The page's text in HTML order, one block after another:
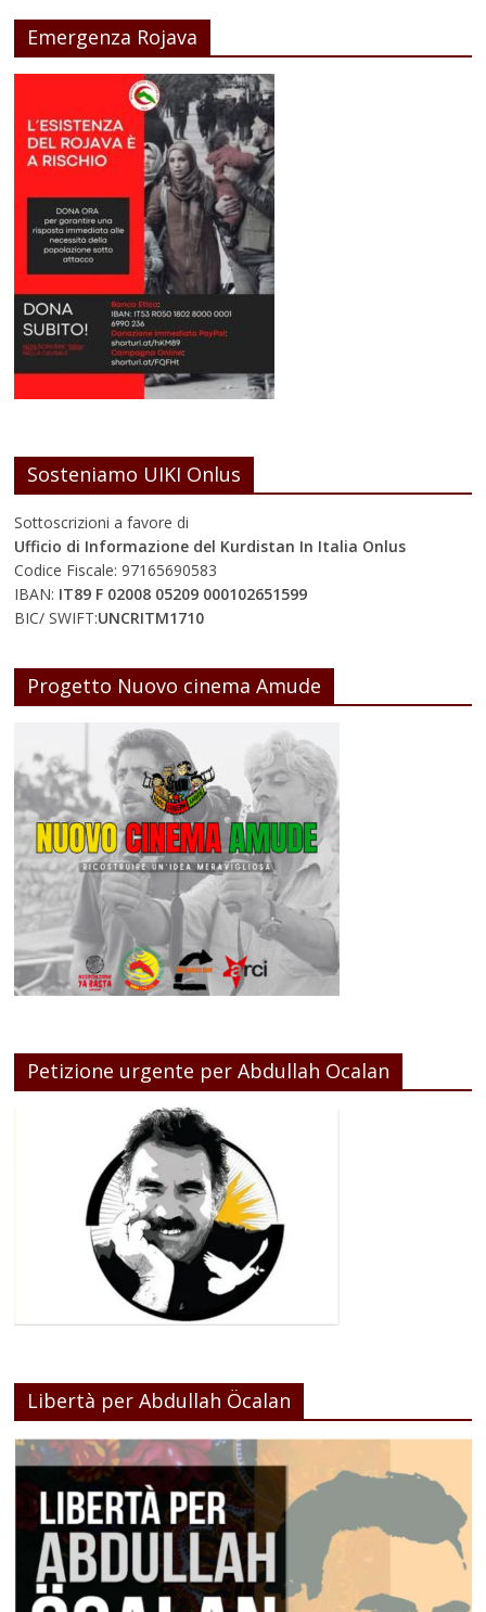
Emergenza Rojava
Sosteniamo UIKI Onlus
Sottoscrizioni a favore di
Ufficio di Informazione del Kurdistan In Italia Onlus
Codice Fiscale: 97165690583
IBAN: IT89 F 02008 05209 000102651599
BIC/ SWIFT:UNCRITM1710
Progetto Nuovo cinema Amude
Petizione urgente per Abdullah Ocalan
Libertà per Abdullah Öcalan